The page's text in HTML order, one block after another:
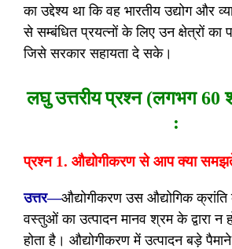
का उद्देश्य था कि वह भारतीय उद्योग और
से सम्बंधित प्रयत्नों के लिए उन क्षेत्रों का
जिसे सरकार सहायता दे सके।
लघु उत्तरीय प्रश्न (लगभग 60
:
प्रश्न 1. औद्योगीकरण से आप क्या
उत्तर—औद्योगीकरण उस औद्योगिक
वस्तुओं का उत्पादन मानव श्रम के द्वारा न
होता है। औद्योगीकरण में उत्पादन बड़े